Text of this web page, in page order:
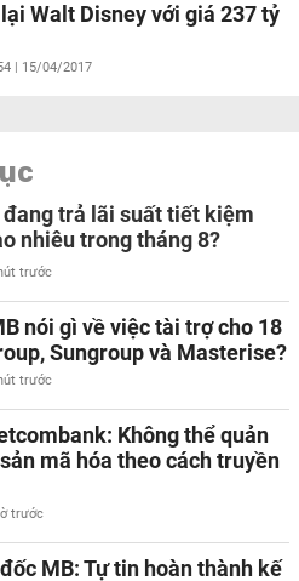
Walt Disney với giá 237 tỷ
| 15/04/2017
trả lãi suất tiết kiệm
nhiêu trong tháng 8?
trước
nói gì về việc tài trợ cho 18
Sungroup và Masterise?
trước
Không thể quản
mã hóa theo cách truyền
trước
MB: Tự tin hoàn thành kế